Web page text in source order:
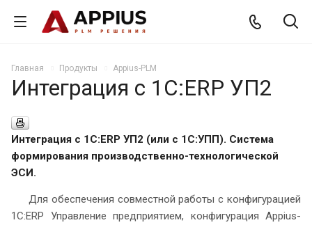
Главная Продукты Appius-PLM
Интеграция с 1С:ERP УП2
Интеграция с 1С:ERP УП2 (или с 1С:УПП). Система
формирования производственно-технологической
ЭСИ.
Для обеспечения совместной работы с конфигурацией
1С:ERP Управление предприятием, конфигурация Appius-